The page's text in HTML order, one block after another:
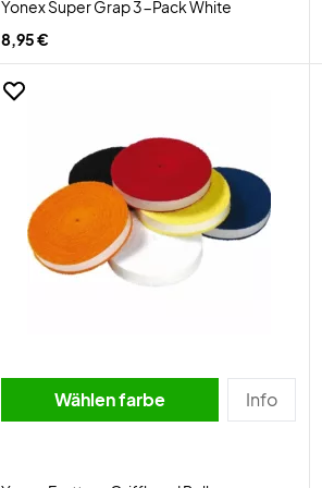
Yonex Super Grap 3-Pack White
8,95 €
Wählen farbe Info